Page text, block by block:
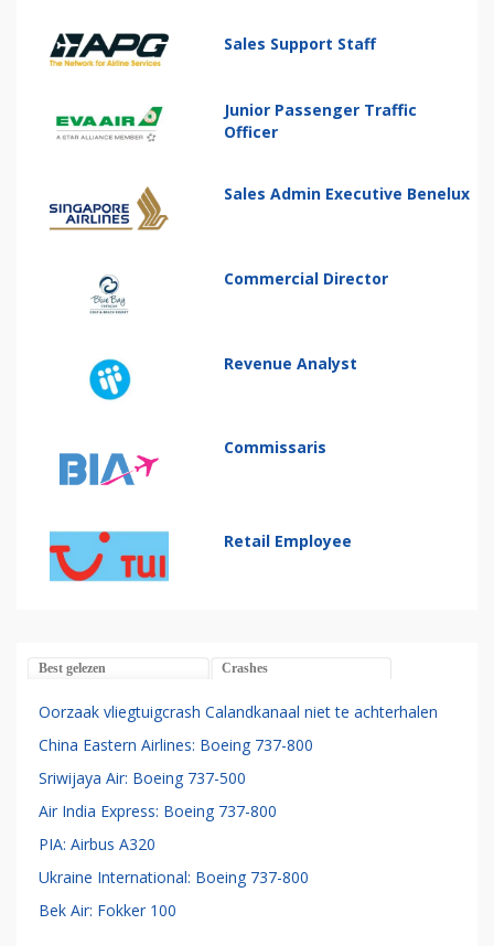
Sales Support Staff
Junior Passenger Traffic
Officer
Sales Admin Executive Benelux
Commercial Director
Revenue Analyst
Commissaris
Retail Employee
Best gelezen Crashes
Oorzaak vliegtuigcrash Calandkanaal niet te achterhalen
China Eastern Airlines: Boeing 737-800
Sriwijaya Air: Boeing 737-500
Air India Express: Boeing 737-800
PIA: Airbus A320
Ukraine International: Boeing 737-800
Bek Air: Fokker 100